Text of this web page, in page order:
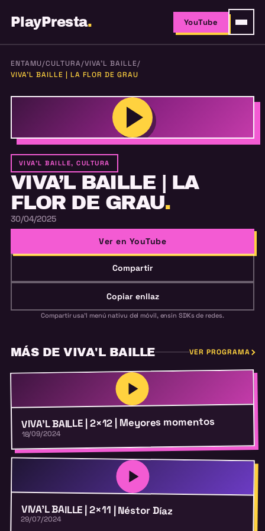
PlayPresta. YouTube
ENTAMU/CULTURA/VIVA'L BAILLE/
VIVA’L BAILLE | LA FLOR DE GRAU
VIVA'L BAILLE, CULTURA
VIVA’L BAILLE | LA
FLOR DE GRAU.
30/04/2025
Ver en YouTube
Compartir
Copiar enllaz
Compartir usa'l menú nativu del móvil, ensin SDKs de redes.
MÁS DE VIVA'L BAILLE VER PROGRAMA
VIVA’L BAILLE | 2×12 | Meyores momentos
18/09/2024
VIVA’L BAILLE | 2×11 | Néstor Díaz
29/07/2024